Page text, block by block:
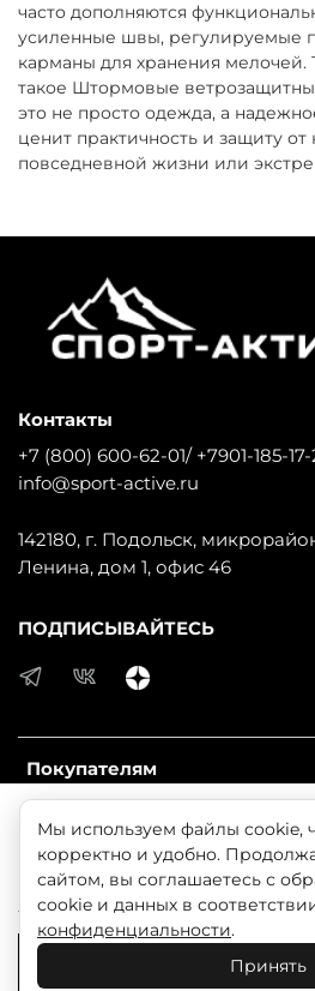
часто дополняются
усиленные швы, регулируемые
карманы для хранения мелочей.
такое Штормовые
это не просто одежда, а
ценит практичность и защиту от
повседневной жизни или
Покупателям
Информация
Справочник
Контакты
+7 (800) 600-62-01/ +7901-185-
info@sport-active.ru
142180, г. Подольск,
Ленина, дом 1, офис 46
ПОДПИСЫВАЙТЕСЬ
© 2025 Любое использование
разрешения запрещено
Продолжая использовать наш
на обработку файлов cookie,
правильную работу сайта и
Политикой безопасности
Понятно
Мы используем файлы cookie,
корректно и удобно.
сайтом, вы соглашаетесь с
cookie и данных в
конфиденциальности.
Принять